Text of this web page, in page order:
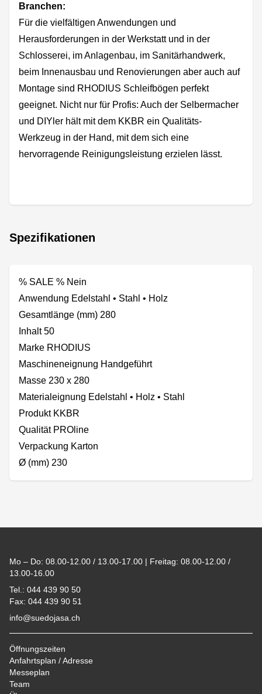
Branchen:
Für die vielfältigen Anwendungen und
Herausforderungen in der Werkstatt und in der
Schlosserei, im Anlagenbau, im Sanitärhandwerk,
beim Innenausbau und Renovierungen aber auch auf
Montage sind RHODIUS Schleifbögen perfekt
geeignet. Nicht nur für Profis: Auch der Selbermacher
und DIYler hält mit dem KKBR ein Qualitäts-
Werkzeug in der Hand, mit dem sich eine
hervorragende Reinigungsleistung erzielen lässt.
Spezifikationen
% SALE % Nein
Anwendung Edelstahl • Stahl • Holz
Gesamtlänge (mm) 280
Inhalt 50
Marke RHODIUS
Maschineneignung Handgeführt
Masse 230 x 280
Materialeignung Edelstahl • Holz • Stahl
Produkt KKBR
Qualität PROline
Verpackung Karton
Ø (mm) 230
Mo – Do: 08.00-12.00 / 13.00-17.00 | Freitag: 08.00-12.00 /
13.00-16.00
Tel.: 044 439 90 50
Fax: 044 439 90 51
info@suedojasa.ch
Öffnungszeiten
Anfahrtsplan / Adresse
Messeplan
Team